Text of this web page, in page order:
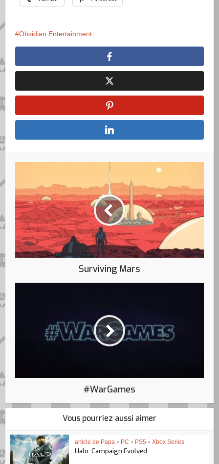
Obsidian Entertainment
Surviving Mars
#WarGames
Vous pourriez aussi aimer
article de Papa • PC • PS5 • Xbox Series
Halo: Campaign Evolved